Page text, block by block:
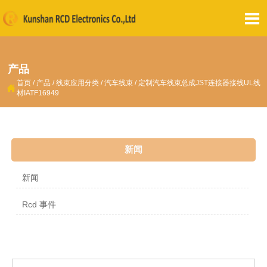

产品
 首页 / 产品 /线束应用分类 /汽车线束 / 定制汽车线束总成JST连接器接线UL线
材IATF16949
新闻
新闻
Rcd 事件